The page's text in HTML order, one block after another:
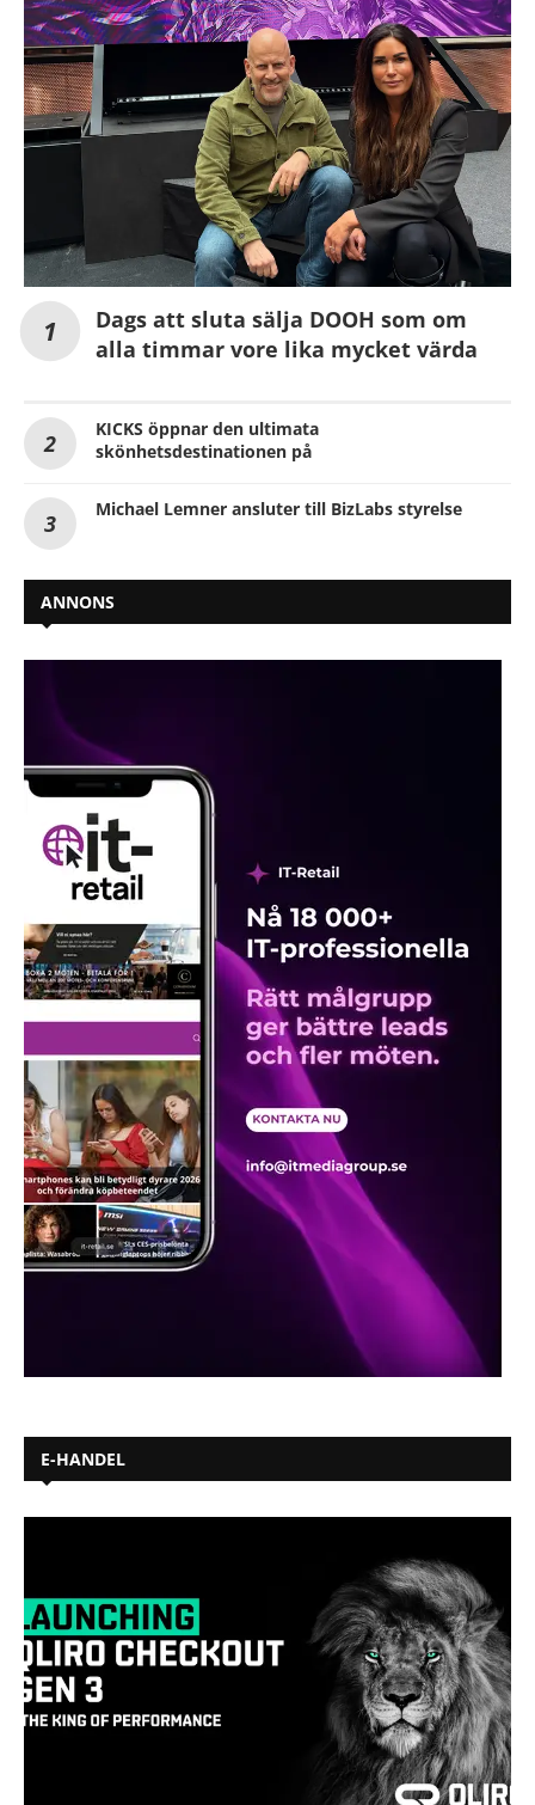
Dags att sluta sälja DOOH som om
alla timmar vore lika mycket värda
KICKS öppnar den ultimata
skönhetsdestinationen på
Michael Lemner ansluter till BizLabs styrelse
ANNONS
E-HANDEL